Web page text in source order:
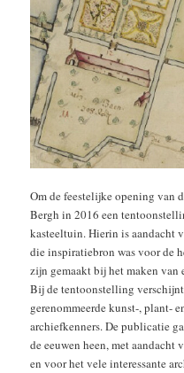
Om de feestelijke opening van
Bergh in 2016 een
kasteeltuin. Hierin is aandacht
die inspiratiebron was voor de
zijn gemaakt bij het maken van
Bij de tentoonstelling
gerenommeerde kunst-, plant-
archiefkenners. De publicatie
de eeuwen heen, met
en voor het vele interessante